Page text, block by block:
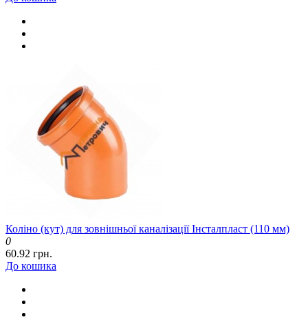
Коліно (кут) для зовнішньої каналізації Інсталпласт (110 мм)
0
60.92 грн.
До кошика